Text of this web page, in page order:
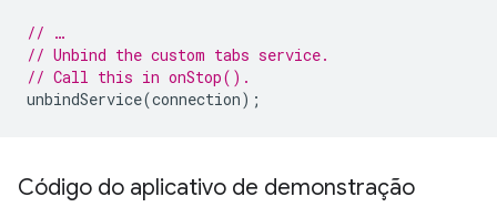
// …
// Unbind the custom tabs service.
// Call this in onStop().
unbindService(connection);
Código do aplicativo de demonstração